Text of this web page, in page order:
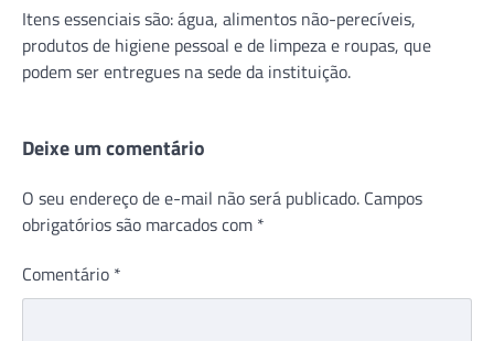
Itens essenciais são: água, alimentos não-perecíveis,
produtos de higiene pessoal e de limpeza e roupas, que
podem ser entregues na sede da instituição.
Deixe um comentário
O seu endereço de e-mail não será publicado. Campos
obrigatórios são marcados com *
Comentário *